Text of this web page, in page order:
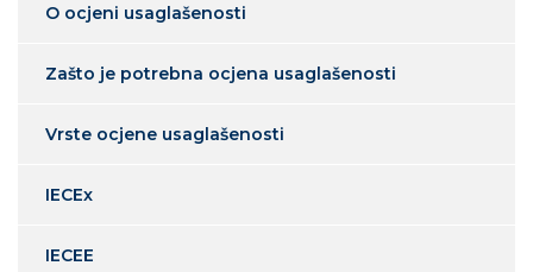
O ocjeni usaglašenosti
Zašto je potrebna ocjena usaglašenosti
Vrste ocjene usaglašenosti
IECEx
IECEE